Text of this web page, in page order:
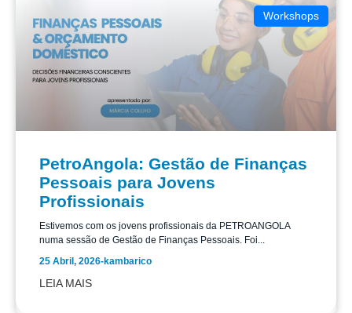
Workshops
PetroAngola: Gestão de Finanças
Pessoais para Jovens
Profissionais
Estivemos com os jovens profissionais da PETROANGOLA
numa sessão de Gestão de Finanças Pessoais. Foi...
25 Abril, 2026-kambarico
LEIA MAIS